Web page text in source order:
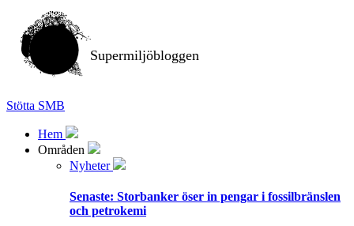
Supermiljöbloggen
Stötta SMB
Hem
Områden
Nyheter
Senaste: Storbanker öser in pengar i fossilbränslen
och petrokemi